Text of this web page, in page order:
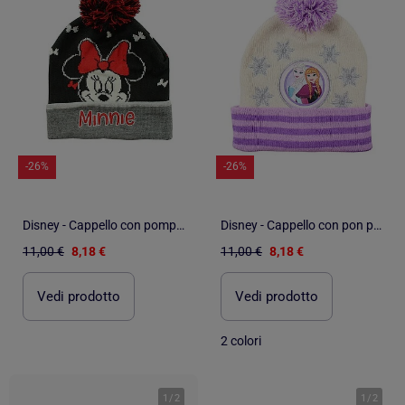
-26%
Disney - Cappello con pompon di
11,00 € 8,18 €
Vedi prodotto
-26%
Disney - Cappello con pon pon
11,00 € 8,18 €
Vedi prodotto
2 colori
1 / 2 1 / 2